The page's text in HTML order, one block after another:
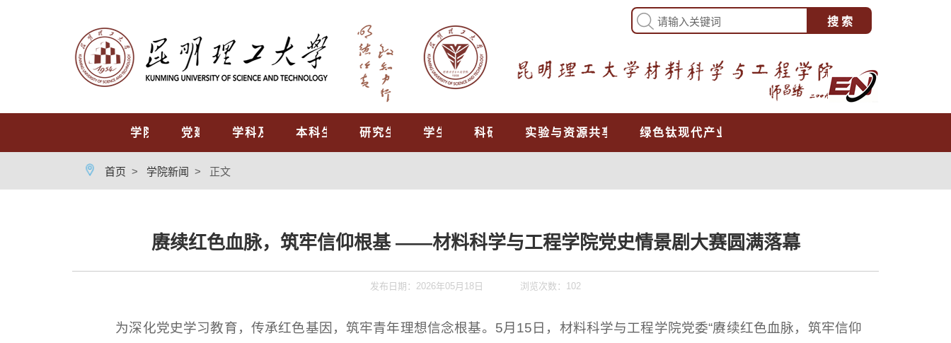
学院概况 党建工作 学科及专业 本科生教育 研究生培养 学生工作 科研工作 实验与资源共享中心 绿色钛现代产业学院
首页 > 学院新闻 > 正文
赓续红色血脉，筑牢信仰根基 ——材料科学与工程学院党史情景剧大赛圆满落幕
发布日期：2026年05月18日 浏览次数： 102
为深化党史学习教育，传承红色基因，筑牢青年理想信念根基。5月15日，材料科学与工程学院党委“赓续红色血脉，筑牢信仰